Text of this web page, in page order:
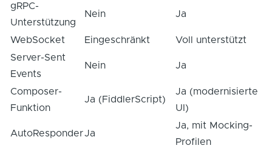
gRPC-
Unterstützung
Nein Ja
WebSocket Eingeschränkt
Voll unterstützt
Server-Sent
Events
Nein Ja
Composer-
Funktion
Ja (FiddlerScript)
Ja (modernisierte
UI)
AutoResponderJa
Ja, mit Mocking-
Profilen